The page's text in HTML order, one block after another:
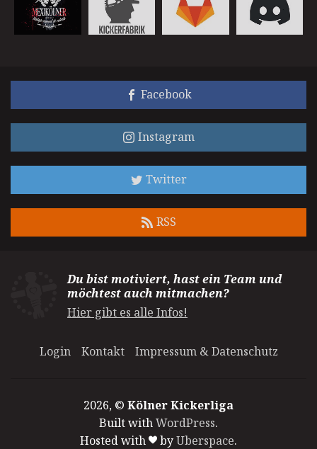
Facebook
Instagram
Twitter
RSS
Du bist motiviert, hast ein Team und
möchtest auch mitmachen?
Hier gibt es alle Infos!
Login Kontakt Impressum & Datenschutz
2026, © Kölner Kickerliga
Built withWordPress.
Hosted with
byUberspace.